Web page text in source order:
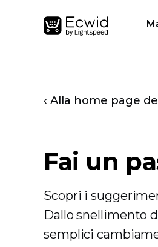
‹ Alla home page
Fai un
Scopri i
Dallo snellimento
semplici